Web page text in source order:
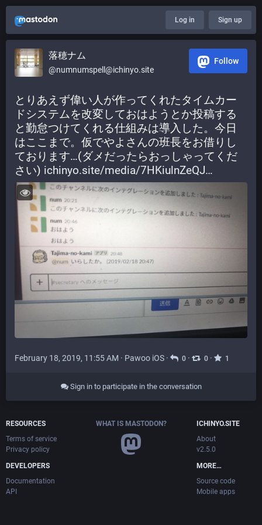
Log in Sign up
落穂ナム
@numnumspell@ichinyo.site
Follow
とりあえず偉い人が作ってくれたタイムカー
ドシステムを改変しておはようとか投稿する
と勤怠つけてくれる仕組みは導入した。今日
はここまで。仮でやよさんの班長をお借りし
ております…(ダメだったらおっしゃってくだ
さい) ichinyo.site/media/7HKiulnZeQJ
February 18, 2019, 11:55 AM · Pawoo iOS · 0 · 0 · 1
Sign in to participate in the conversation
RESOURCES
Terms of service
Privacy policy
DEVELOPERS
Documentation
API
WHAT IS MASTODON?
ICHINYO.SITE
About
v2.5.0
MORE…
Source code
Mobile apps